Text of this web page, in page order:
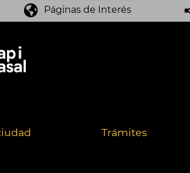
Páginas de Interés
Trámites